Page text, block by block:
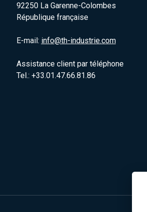
92250 La Garenne-Colombes
République française
E-mail: info@th-industrie.com
Assistance client par téléphone
Tel.: +33.01.47.66.81.86